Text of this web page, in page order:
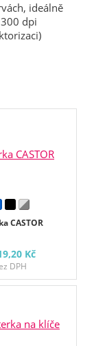
ideálně
dpi
CASTOR
Kč
DPH